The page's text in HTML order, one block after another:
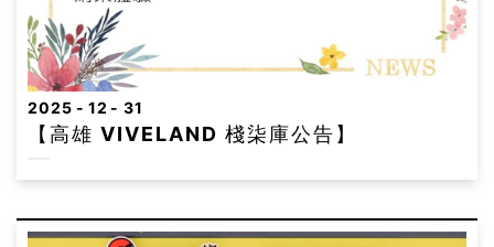
2025 12 31
【高雄 VIVELAND 棧柒庫公告】